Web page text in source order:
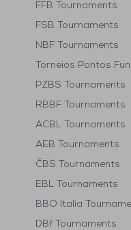
FFB Tournaments
FSB Tournaments
NBF Tournaments
Torneios Pontos
PZBS Tournaments
RBBF Tournaments
ACBL Tournaments
AEB Tournaments
ČBS Tournaments
EBL Tournaments
BBO Italia
DBf Tournaments